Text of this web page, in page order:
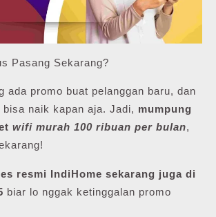
Pasang Sekarang?
ada promo buat pelanggan baru, dan
bisa naik kapan aja. Jadi, mumpung
wifi murah 100 ribuan per bulan,
resmi IndiHome sekarang juga di
biar lo nggak ketinggalan promo